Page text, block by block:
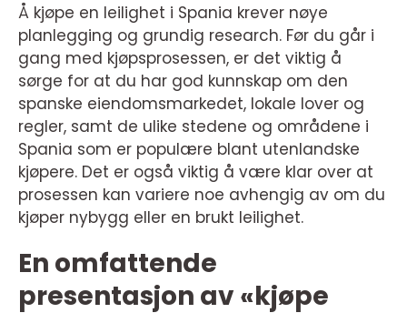
Å kjøpe en leilighet i Spania krever nøye
planlegging og grundig research. Før du går i
gang med kjøpsprosessen, er det viktig å
sørge for at du har god kunnskap om den
spanske eiendomsmarkedet, lokale lover og
regler, samt de ulike stedene og områdene i
Spania som er populære blant utenlandske
kjøpere. Det er også viktig å være klar over at
prosessen kan variere noe avhengig av om du
kjøper nybygg eller en brukt leilighet.
En omfattende
presentasjon av «kjøpe